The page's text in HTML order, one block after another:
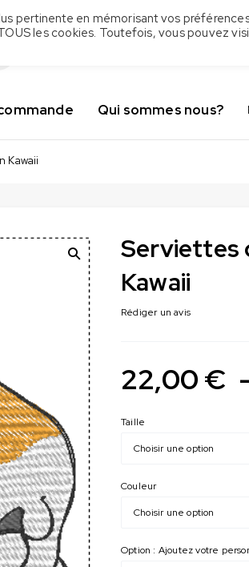
Qui sommes nous?
Kawaii
Serviettes
Kawaii
Rédiger un avis
22,00€
Taille
Couleur
Option : Ajoutez votre
pertinente en mémorisant vos
les cookies. Toutefois, vous pouvez